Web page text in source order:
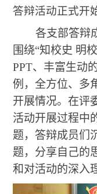
答辩活动正式开
各支部答辩
围绕“知校史 明
PPT、丰富生动
例，全方位、多
开展情况。在评
活动开展过程中
题，答辩成员们
题，分享自己的
和对活动的深入